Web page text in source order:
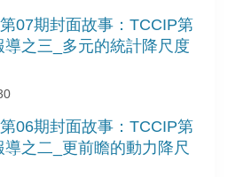
07期封面故事：TCCIP第
之三_多元的統計降尺度
06期封面故事：TCCIP第
之二_更前瞻的動力降尺